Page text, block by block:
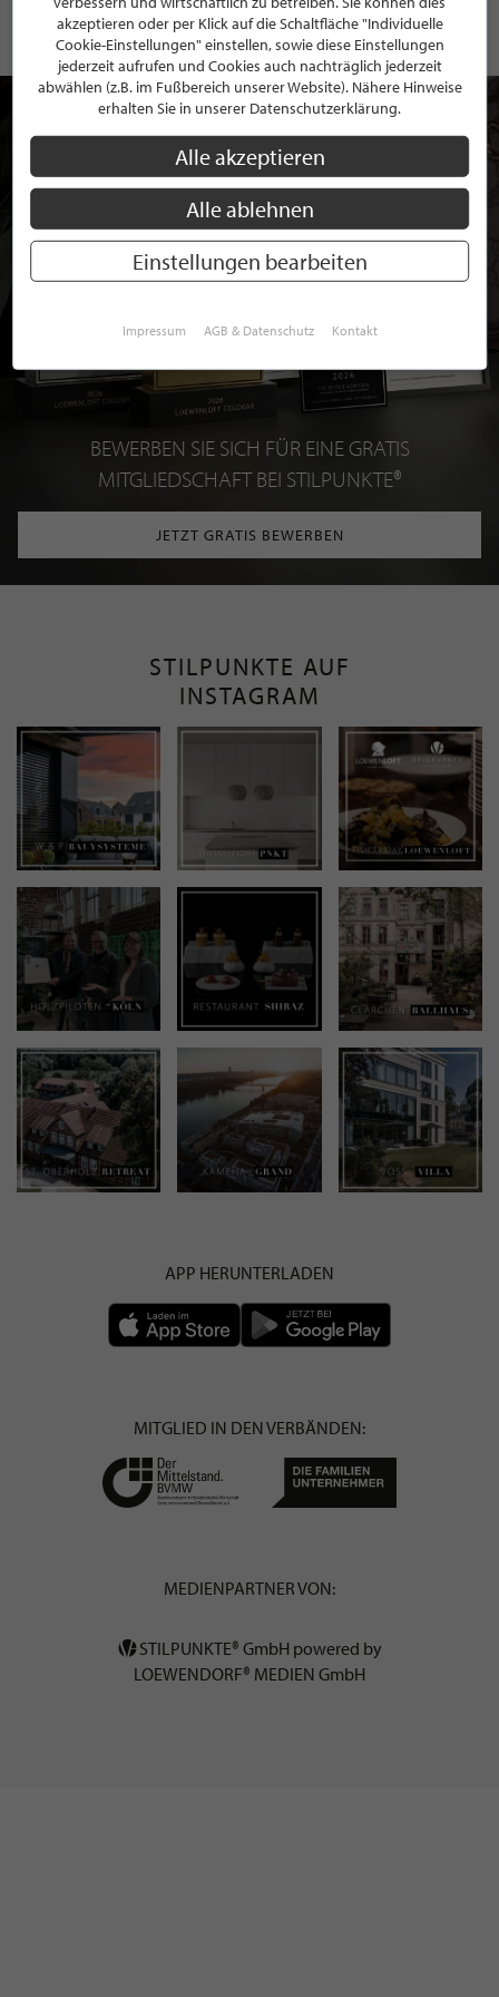
BEWERBEN SIE SICH FÜR EINE GRATIS
MITGLIEDSCHAFT BEI STILPUNKTE®
JETZT GRATIS BEWERBEN
STILPUNKTE AUF
INSTAGRAM
APP HERUNTERLADEN
MITGLIED IN DEN VERBÄNDEN:
MEDIENPARTNER VON:
STILPUNKTE® GmbH powered by
LOEWENDORF® MEDIEN GmbH
akzeptieren oder per Klick auf die Schaltfläche "Individuelle
Cookie-Einstellungen" einstellen, sowie diese Einstellungen
jederzeit aufrufen und Cookies auch nachträglich jederzeit
abwählen (z.B. im Fußbereich unserer Website). Nähere Hinweise
erhalten Sie in unserer Datenschutzerklärung.
Alle akzeptieren
Alle ablehnen
Einstellungen bearbeiten
Impressum AGB & Datenschutz Kontakt